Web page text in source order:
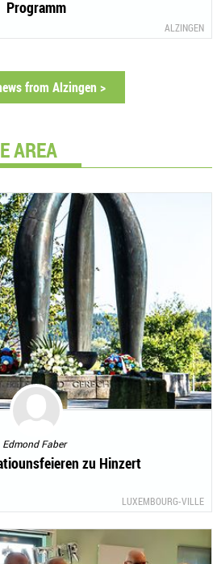
Programm
ALZINGEN
from Alzingen >
AREA
Edmond Faber
zu Hinzert
LUXEMBOURG-VILLE